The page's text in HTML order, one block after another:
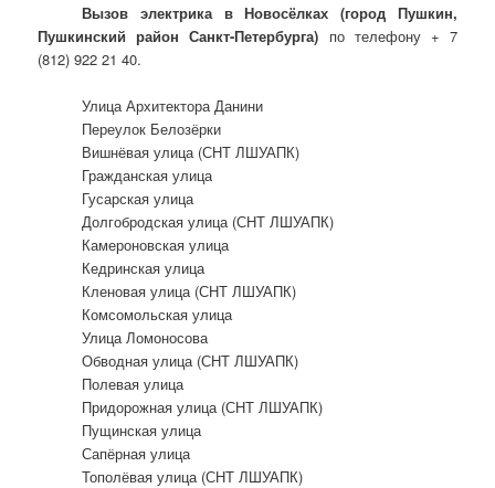
Вызов электрика в Новосёлках (город Пушкин,
Пушкинский район Санкт-Петербурга) по телефону + 7
(812) 922 21 40.
Улица Архитектора Данини
Переулок Белозёрки
Вишнёвая улица (СНТ ЛШУАПК)
Гражданская улица
Гусарская улица
Долгобродская улица (СНТ ЛШУАПК)
Камероновская улица
Кедринская улица
Кленовая улица (СНТ ЛШУАПК)
Комсомольская улица
Улица Ломоносова
Обводная улица (СНТ ЛШУАПК)
Полевая улица
Придорожная улица (СНТ ЛШУАПК)
Пущинская улица
Сапёрная улица
Тополёвая улица (СНТ ЛШУАПК)